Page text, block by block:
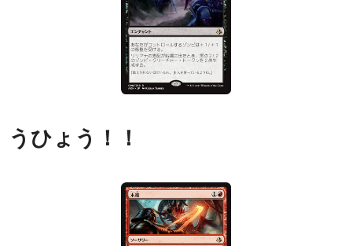
うひょう！！